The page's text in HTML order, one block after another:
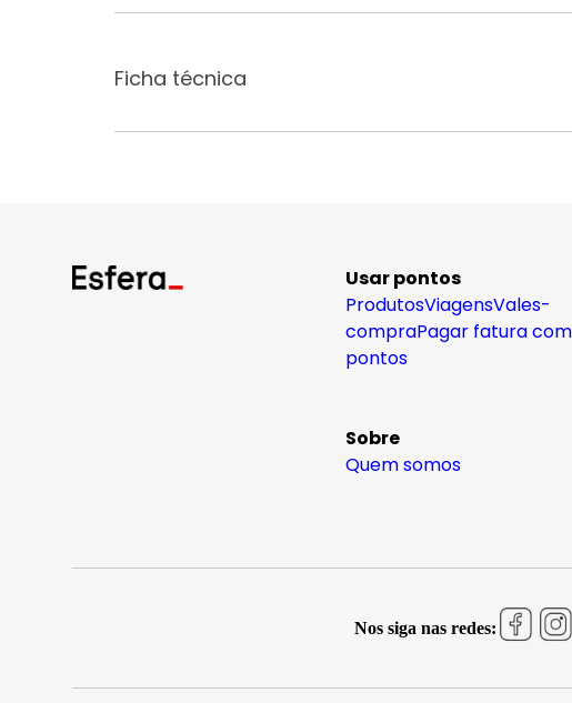
Ficha técnica
Usar pontos
ProdutosViagensVales-
compraPagar fatura com
pontos
Sobre
Quem somos
Nos siga nas redes: